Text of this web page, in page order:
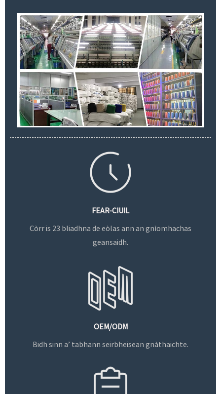
FEAR-CIUIL
Còrr is 23 bliadhna de eòlas ann an gnìomhachas
geansaidh.
OEM/ODM
Bidh sinn a’ tabhann seirbheisean gnàthaichte.